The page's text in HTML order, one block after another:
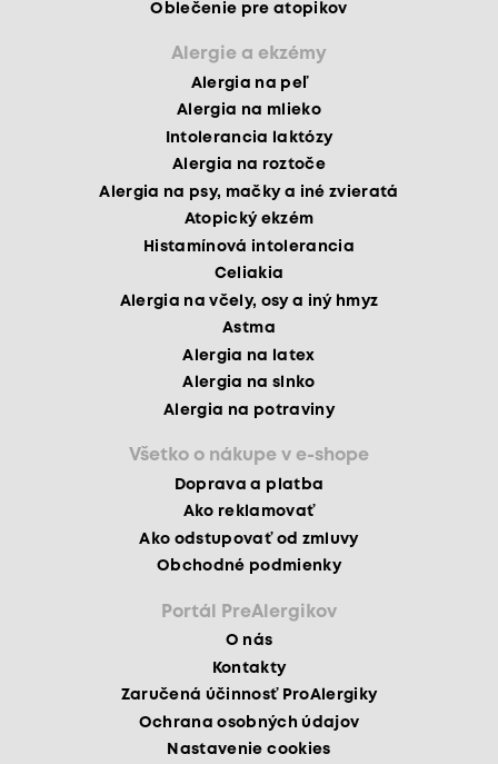
Oblečenie pre atopikov
Alergie a ekzémy
Alergia na peľ
Alergia na mlieko
Intolerancia laktózy
Alergia na roztoče
Alergia na psy, mačky a iné zvieratá
Atopický ekzém
Histamínová intolerancia
Celiakia
Alergia na včely, osy a iný hmyz
Astma
Alergia na latex
Alergia na slnko
Alergia na potraviny
Všetko o nákupe v e-shope
Doprava a platba
Ako reklamovať
Ako odstupovať od zmluvy
Obchodné podmienky
Portál PreAlergikov
O nás
Kontakty
Zaručená účinnosť ProAlergiky
Ochrana osobných údajov
Nastavenie cookies